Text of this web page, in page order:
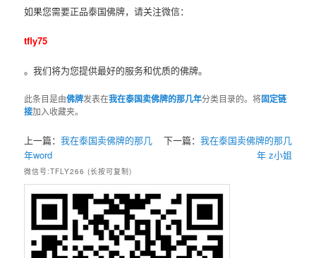
如果您需要正品泰国佛牌，请关注微信：
tfly75
。我们将为您提供最好的服务和优质的佛牌。
此条目是由佛牌发表在我在泰国卖佛牌的那几年分类目录的。将固定链
接加入收藏夹。
上一篇：我在泰国卖佛牌的那几
年word
下一篇： 我在泰国卖佛牌的那几
年 z小姐
微信号:TFLY266 (长按可复制)